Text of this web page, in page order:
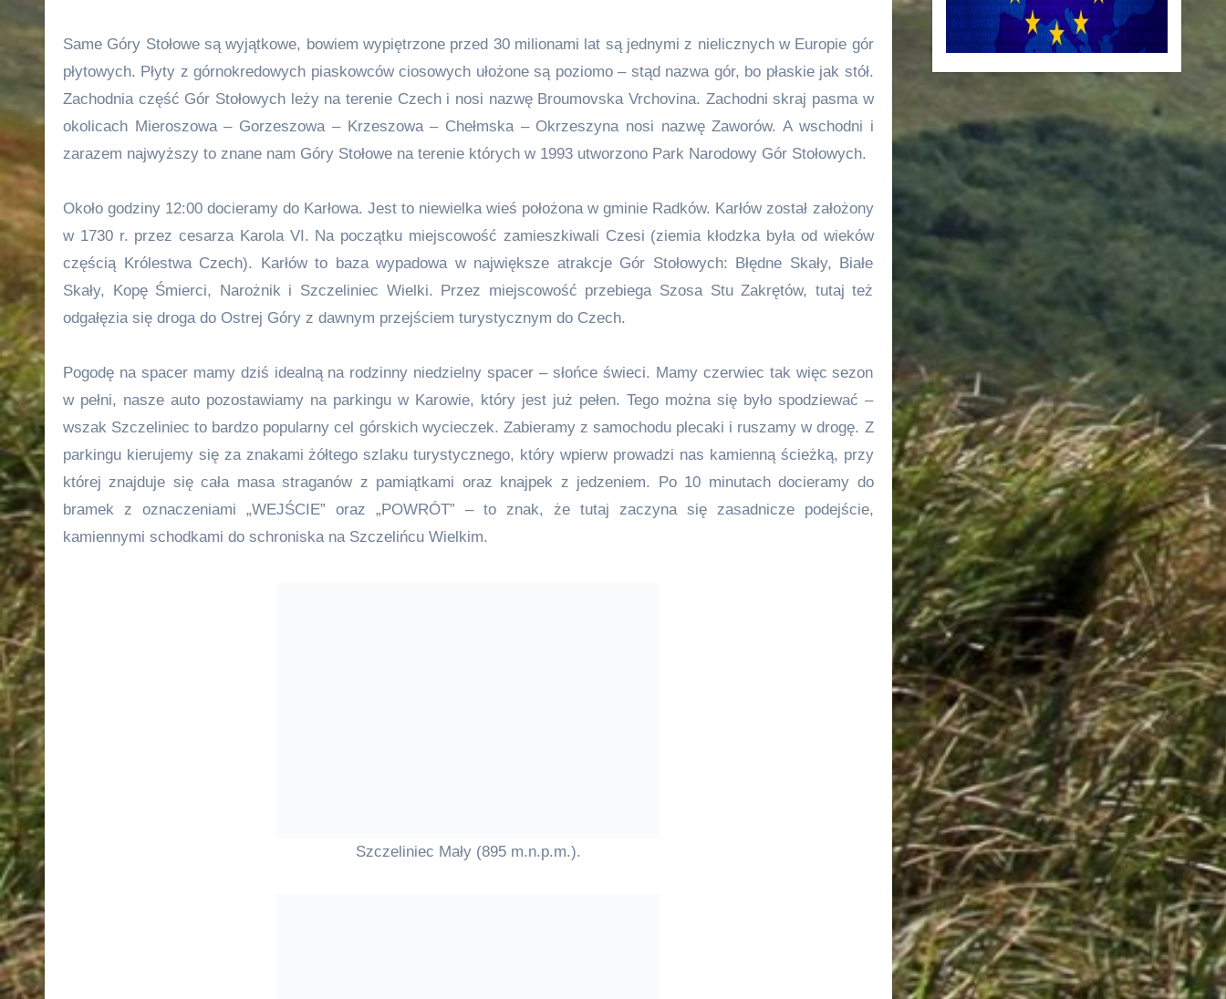
Same Góry Stołowe są wyjątkowe, bowiem wypiętrzone przed 30 milionami lat są jednymi z nielicznych w Europie gór
płytowych. Płyty z górnokredowych piaskowców ciosowych ułożone są poziomo – stąd nazwa gór, bo płaskie jak stół.
Zachodnia część Gór Stołowych leży na terenie Czech i nosi nazwę Broumovska Vrchovina. Zachodni skraj pasma w
okolicach Mieroszowa – Gorzeszowa – Krzeszowa – Chełmska – Okrzeszyna nosi nazwę Zaworów. A wschodni i
zarazem najwyższy to znane nam Góry Stołowe na terenie których w 1993 utworzono Park Narodowy Gór Stołowych.
Około godziny 12:00 docieramy do Karłowa. Jest to niewielka wieś położona w gminie Radków. Karłów został założony
w 1730 r. przez cesarza Karola VI. Na początku miejscowość zamieszkiwali Czesi (ziemia kłodzka była od wieków
częścią Królestwa Czech). Karłów to baza wypadowa w największe atrakcje Gór Stołowych: Błędne Skały, Białe
Skały, Kopę Śmierci, Narożnik i Szczeliniec Wielki. Przez miejscowość przebiega Szosa Stu Zakrętów, tutaj też
odgałęzia się droga do Ostrej Góry z dawnym przejściem turystycznym do Czech.
Pogodę na spacer mamy dziś idealną na rodzinny niedzielny spacer – słońce świeci. Mamy czerwiec tak więc sezon
w pełni, nasze auto pozostawiamy na parkingu w Karowie, który jest już pełen. Tego można się było spodziewać –
wszak Szczeliniec to bardzo popularny cel górskich wycieczek. Zabieramy z samochodu plecaki i ruszamy w drogę. Z
parkingu kierujemy się za znakami żółtego szlaku turystycznego, który wpierw prowadzi nas kamienną ścieżką, przy
której znajduje się cała masa straganów z pamiątkami oraz knajpek z jedzeniem. Po 10 minutach docieramy do
bramek z oznaczeniami „WEJŚCIE” oraz „POWRÓT” – to znak, że tutaj zaczyna się zasadnicze podejście,
kamiennymi schodkami do schroniska na Szczelińcu Wielkim.
Szczeliniec Mały (895 m.n.p.m.).